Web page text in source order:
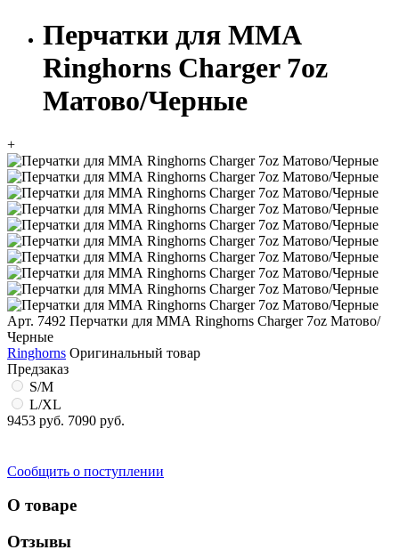
Перчатки для ММА
Ringhorns Charger 7oz
Матово/Черные
+
Арт. 7492 Перчатки для ММА Ringhorns Charger 7oz Матово/
Черные
Ringhorns Оригинальный товар
Предзаказ
S/M
L/XL
9453 руб. 7090 руб.
Сообщить о поступлении
О товаре
Отзывы